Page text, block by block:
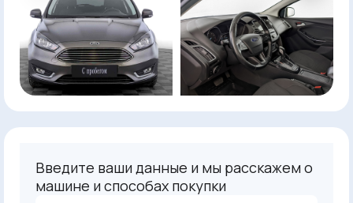
Введите ваши данные и мы расскажем о
машине и способах покупки